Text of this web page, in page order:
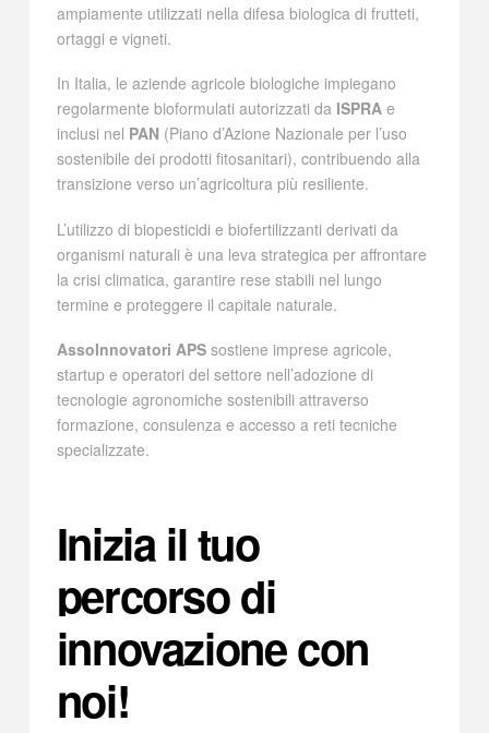
ampiamente utilizzati nella difesa biologica di frutteti,
ortaggi e vigneti.
In Italia, le aziende agricole biologiche impiegano
regolarmente bioformulati autorizzati da ISPRA e
inclusi nel PAN (Piano d’Azione Nazionale per l’uso
sostenibile dei prodotti fitosanitari), contribuendo alla
transizione verso un’agricoltura più resiliente.
L’utilizzo di biopesticidi e biofertilizzanti derivati da
organismi naturali è una leva strategica per affrontare
la crisi climatica, garantire rese stabili nel lungo
termine e proteggere il capitale naturale.
AssoInnovatori APS sostiene imprese agricole,
startup e operatori del settore nell’adozione di
tecnologie agronomiche sostenibili attraverso
formazione, consulenza e accesso a reti tecniche
specializzate.
Inizia il tuo
percorso di
innovazione con
noi!